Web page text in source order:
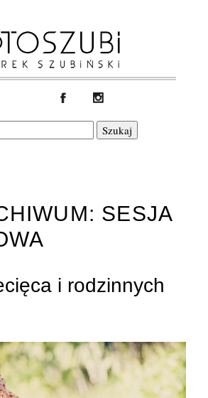
SESJA
i rodzinnych